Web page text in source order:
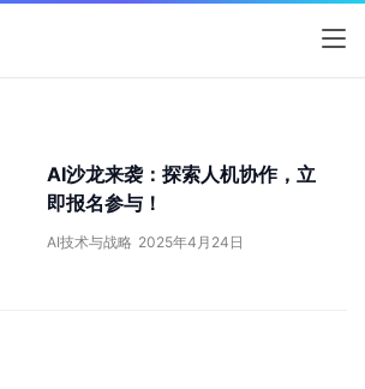
AI沙龙来袭：探索人机协作，立
即报名参与！
AI技术与战略 2025年4月24日